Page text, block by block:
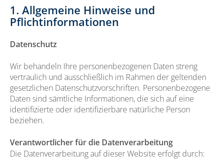
1. Allgemeine Hinweise und
Pflichtinformationen
Datenschutz
Wir behandeln Ihre personenbezogenen Daten streng
vertraulich und ausschließlich im Rahmen der geltenden
gesetzlichen Datenschutzvorschriften. Personenbezogene
Daten sind sämtliche Informationen, die sich auf eine
identifizierte oder identifizierbare natürliche Person
beziehen.
Verantwortlicher für die Datenverarbeitung
Die Datenverarbeitung auf dieser Website erfolgt durch: